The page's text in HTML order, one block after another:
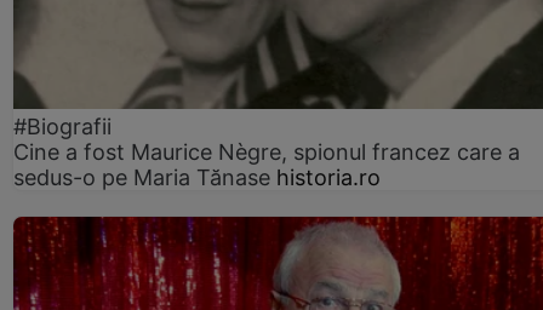
#Biografii
Cine a fost Maurice Nègre, spionul francez care a
sedus-o pe Maria Tănase historia.ro